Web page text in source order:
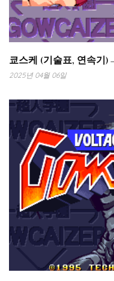
쿄스케 (기술표, 연속기)
2025년 04월 06일